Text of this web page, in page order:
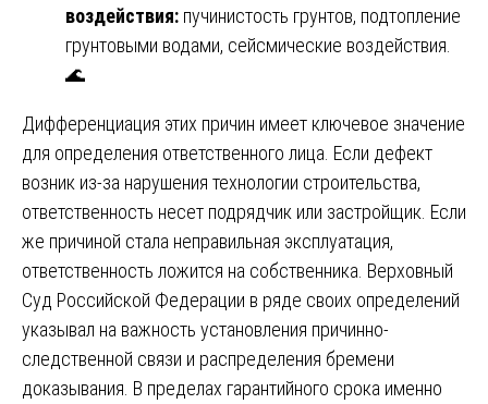
воздействия: пучинистость грунтов, подтопление
грунтовыми водами, сейсмические воздействия.
🌊
Дифференциация этих причин имеет ключевое значение
для определения ответственного лица. Если дефект
возник из-за нарушения технологии строительства,
ответственность несет подрядчик или застройщик. Если
же причиной стала неправильная эксплуатация,
ответственность ложится на собственника. Верховный
Суд Российской Федерации в ряде своих определений
указывал на важность установления причинно-
следственной связи и распределения бремени
доказывания. В пределах гарантийного срока именно